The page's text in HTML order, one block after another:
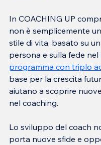
In COACHING UP
non è semplicemente
stile di vita, basato su
persona e sulla fede
programma con triplo
base per la crescita
aiutano a scoprire
nel coaching.
Lo sviluppo del coach
porta nuove sfide e